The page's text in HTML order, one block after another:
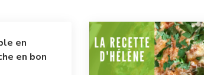
en
en bon